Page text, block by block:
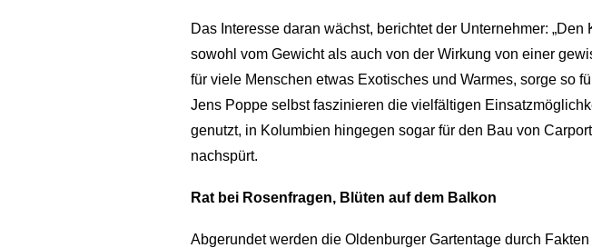
Das Interesse daran wächst, berichtet der Unternehmer:
sowohl vom Gewicht als auch von der Wirkung von einer
für viele Menschen etwas Exotisches und Warmes, sorge so
Jens Poppe selbst faszinieren die vielfältigen
genutzt, in Kolumbien hingegen sogar für den Bau von
nachspürt.
Rat bei Rosenfragen, Blüten auf dem Balkon
Abgerundet werden die Oldenburger Gartentage durch